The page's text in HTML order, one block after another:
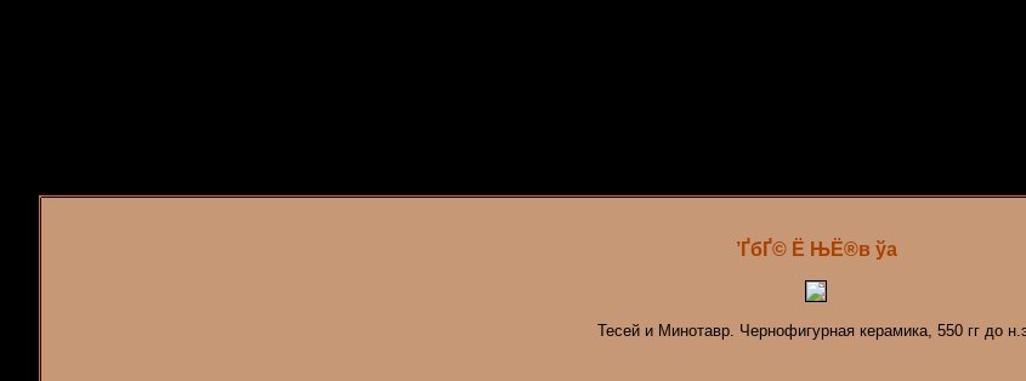
’ҐбҐ© Ё ЊЁ­®в ўа
Тесей и Минотавр. Чернофигурная керамика, 550 гг до